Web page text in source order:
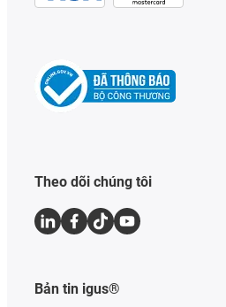
Theo dõi chúng tôi
Bản tin igus®